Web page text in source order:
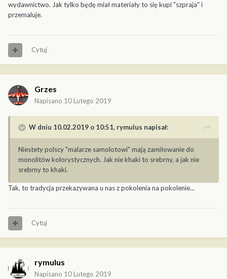
wydawnictwo. Jak tylko będę miał materiały to się kupi "szpraja" i
przemaluje.
Cytuj
Grzes
Napisano 10 Lutego 2019
W dniu 10.02.2019 o 10:51, rymulus napisał:
Niestety polscy "malarze samolotowi" mają zamiłowanie do
monolitów kolorystycznych. Jak nie khaki to srebrny, a jak nie
srebrny to khaki.
Tak, to tradycja przekazywana u nas z pokolenia na pokolenie...
Cytuj
rymulus
Napisano 10 Lutego 2019